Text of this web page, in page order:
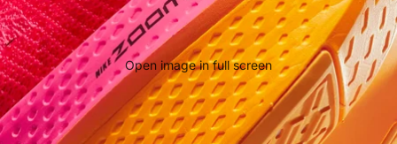
Open image in full screen